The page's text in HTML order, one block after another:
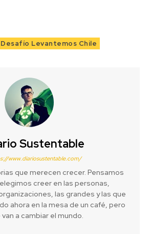
Desafío Levantemos Chile
Sustentable
www.diariosustentable.com/
que merecen crecer. Pensamos
creer en las personas,
las grandes y las que
ahora en la mesa de un café, pero
van a cambiar el mundo.